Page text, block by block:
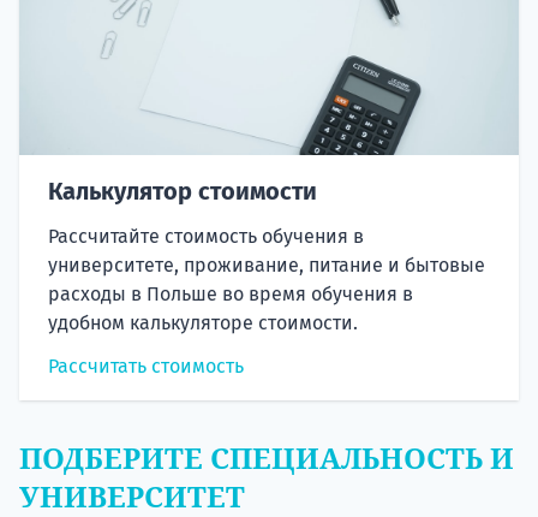
Калькулятор стоимости
Рассчитайте стоимость обучения в
университете, проживание, питание и бытовые
расходы в Польше во время обучения в
удобном калькуляторе стоимости.
Рассчитать стоимость
ПОДБЕРИТЕ СПЕЦИАЛЬНОСТЬ И
УНИВЕРСИТЕТ